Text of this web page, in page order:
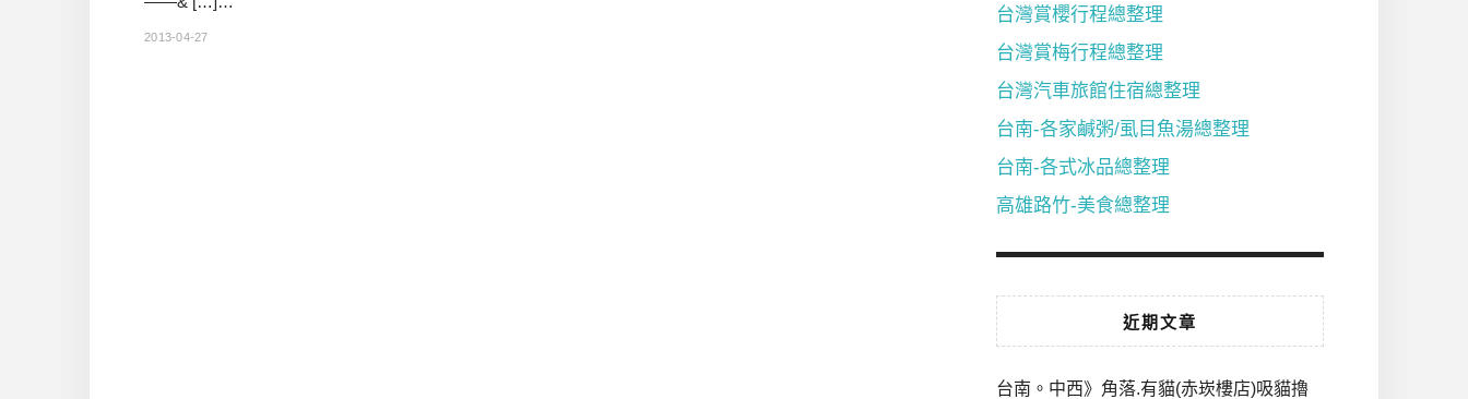
2013-04-27
台灣賞櫻行程總整理
台灣賞梅行程總整理
台灣汽車旅館住宿總整理
台南-各家鹹粥/虱目魚湯總整理
台南-各式冰品總整理
高雄路竹-美食總整理
近期文章
台南。中西》角落.有貓(赤崁樓店)吸貓擼